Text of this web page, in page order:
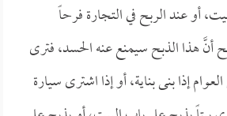
أو عند الربح في التجارة فرحاً
أنَّ هذا الذبح سيمنع عنه الحسد، فترى
إذا بنى بناية، أو إذا اشترى سيارة